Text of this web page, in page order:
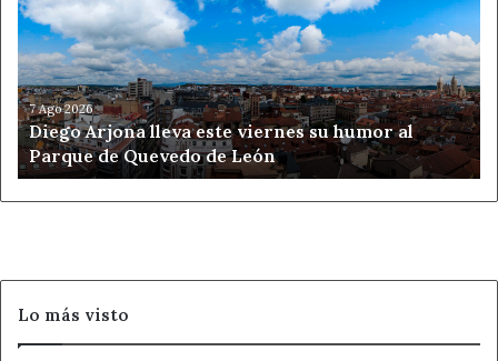
este
viernes
su
humor
al
Parque
de
Quevedo
de
7 Ago 2026
Diego Arjona lleva este viernes su humor al
Parque de Quevedo de León
Lo más visto